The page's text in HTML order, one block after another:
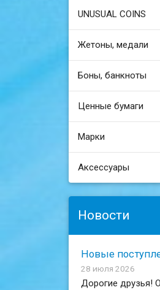
UNUSUAL COINS
Жетоны, медали
Боны, банкноты
Ценные бумаги
Марки
Аксессуары
Новости
Новые
28 июля 2026
Дорогие друзья!